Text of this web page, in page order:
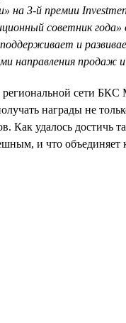
на 3-й премии
советник года»
и
направления продаж
региональной сети
награды не
Как удалось достичь
и что объединяет